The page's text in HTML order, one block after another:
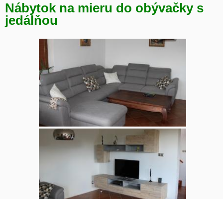
Nábytok na mieru do obývačky s
jedálňou